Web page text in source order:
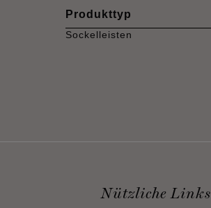
Produkttyp
Sockelleisten
Nützliche Links